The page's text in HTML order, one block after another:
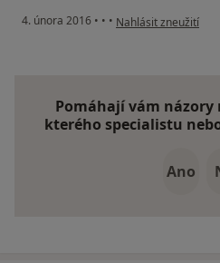
4. února 2016 • • • podle názoru
Nahlásit zneužití
Pomáhají vám
kterého specialistu
Ano